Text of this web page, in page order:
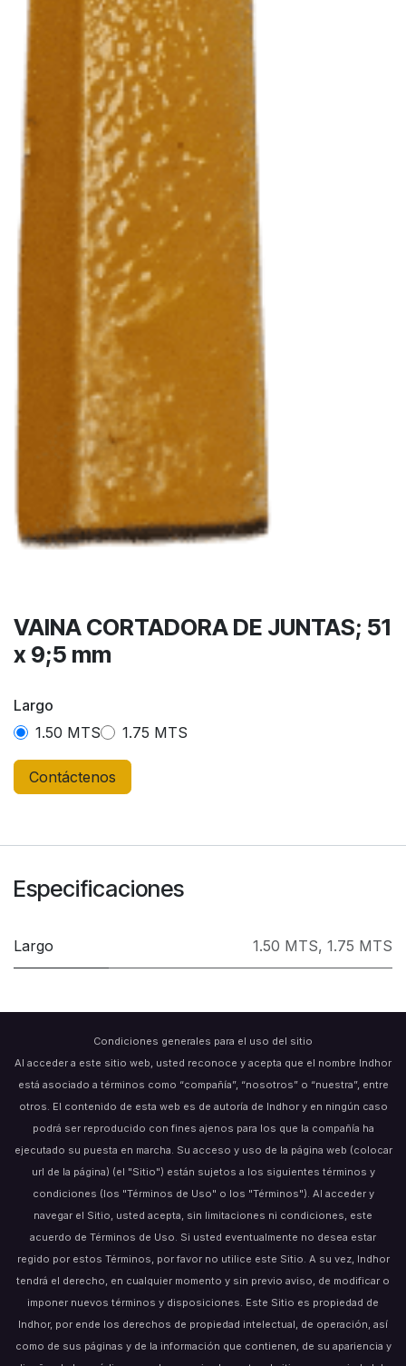
VAINA CORTADORA DE JUNTAS; 51
x 9;5 mm
Largo
1.50 MTS
1.75 MTS
Contáctenos
Especificaciones
Largo 1.50 MTS, 1.75 MTS
Condiciones generales para el uso del sitio
Al acceder a este sitio web, usted reconoce y acepta que el nombre Indhor
está asociado a términos como “compañía”, “nosotros” o “nuestra”, entre
otros. El contenido de esta web es de autoría de Indhor y en ningún caso
podrá ser reproducido con fines ajenos para los que la compañía ha
ejecutado su puesta en marcha. Su acceso y uso de la página web (colocar
url de la página) (el "Sitio") están sujetos a los siguientes términos y
condiciones (los "Términos de Uso" o los "Términos"). Al acceder y
navegar el Sitio, usted acepta, sin limitaciones ni condiciones, este
acuerdo de Términos de Uso. Si usted eventualmente no desea estar
regido por estos Términos, por favor no utilice este Sitio. A su vez, Indhor
tendrá el derecho, en cualquier momento y sin previo aviso, de modificar o
imponer nuevos términos y disposiciones. Este Sitio es propiedad de
Indhor, por ende los derechos de propiedad intelectual, de operación, así
como de sus páginas y de la información que contienen, de su apariencia y